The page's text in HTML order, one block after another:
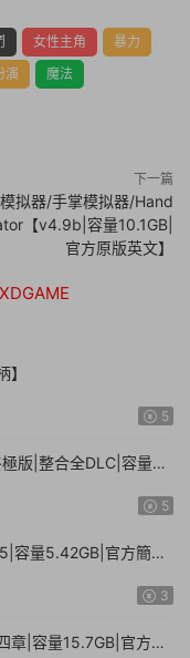
女性主角
暴力
演 魔法
下一篇
拟器/手掌模拟器/Hand
【v4.9b|容量10.1GB|
官方原版英文】
5
版|整合全DLC|容量
5
容量5.42GB|官方簡體
3
|容量15.7GB|官方簡